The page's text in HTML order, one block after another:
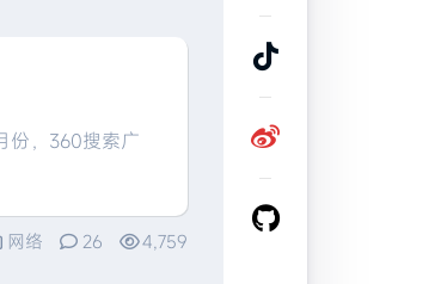
份，360搜索广
网络
26 4,759